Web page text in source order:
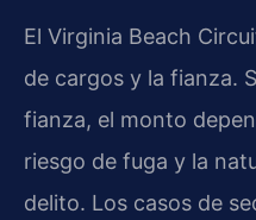
El Virginia Beach
de cargos y la fianza.
fianza, el monto
riesgo de fuga y la
delito. Los casos de